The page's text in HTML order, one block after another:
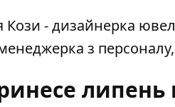
Кози - дизайнерка
з
липень